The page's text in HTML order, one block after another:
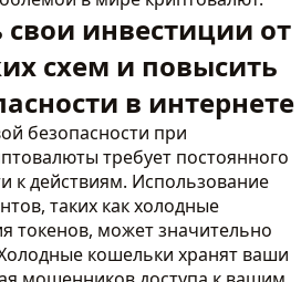
инвестиции от
схем и повысить
в интернете
безопасности при
требует постоянного
к действиям. Использование
таких как холодные
токенов, может значительно
кошельки хранят ваши